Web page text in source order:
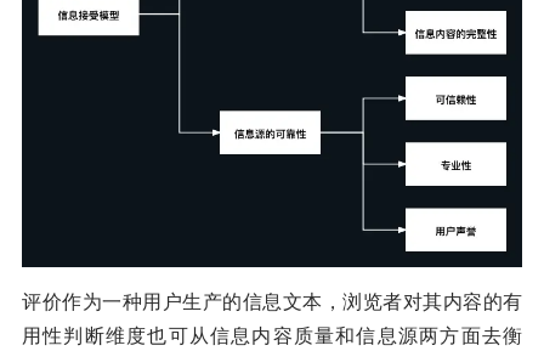
评价作为一种用户生产的信息文本，浏览者对其内容的有
用性判断维度也可从信息内容质量和信息源两方面去衡